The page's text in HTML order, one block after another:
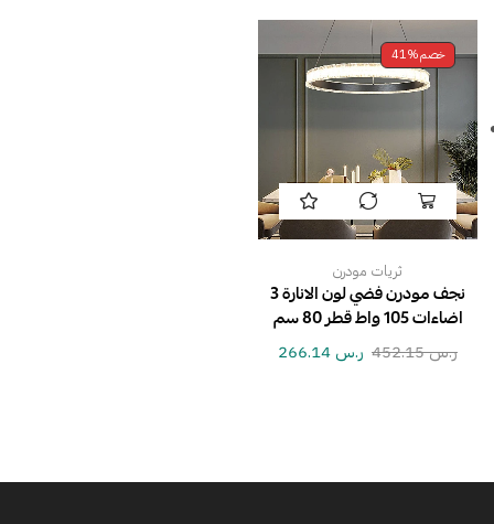
خصم41%
ثريات مودرن
نجف مودرن فضي لون الانارة 3
اضاءات 105 واط قطر 80 سم
ر.س452.15 ر.س